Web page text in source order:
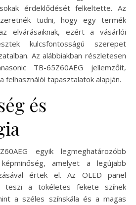
érdeklődését felkeltette. Az
tudni, hogy egy termék
elvárásaiknak, ezért a vásárlói
kulcsfontosságú szerepet
Az alábbiakban részletesen
TB-65Z60AEG jellemzőit,
felhasználói tapasztalatok alapján.
és
egyik legmeghatározóbb
amelyet a legújabb
értek el. Az OLED panel
teszi a tökéletes fekete színek
a széles színskála és a magas